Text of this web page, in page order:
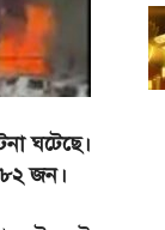
ঘটেছে।
জন।